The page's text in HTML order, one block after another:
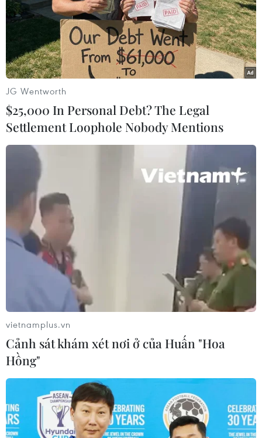
đen và sẫm, bốc mùi hôi thối và sủi bọt. Nhiều
loài cá chết nổi trên mặt nước và dạt hai bên bờ
khe.
Lực lượng liên ngành tỉnh và chính quyền địa
phương đã đến hiện trường ghi nhận vụ việc;
kiểm tra và lấy mẫu nước xả thải từ trang trại
này để kiểm nghiệm.
dân tỉnh Quảng Trị đã ra công văn số
1570/UBND-KT về việc kiểm tra công tác bảo vệ
môi trường các đơn vị xả thải ra khe Rào
Trường. Theo đó, giao Sở Tài nguyên và Môi
trường chủ trì phối hợp với các đơn vị khác,
khẩn trương xác minh hiện trường khiến cá
chết hàng loạt; kiểm tra công tác bảo vệ môi
trường các đơn vị xả thải ra khe Rào Trường để
giải quyết theo quy định./.
JG Wentworth
$25,000 In Personal Debt? The Legal
Settlement Loophole Nobody Mentions
vietnamplus.vn
Cảnh sát khám xét nơi ở của Huấn "Hoa
Hồng"